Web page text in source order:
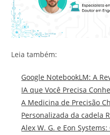
Leia também:
Google NotebookLM: A
IA que Você Precisa
A Medicina de Precisão
Personalizada da cadela
Alex W. G. e Eon